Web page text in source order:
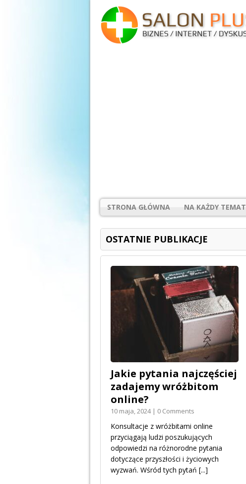
STRONA GŁÓWNA NA KAŻDY TEMAT
OSTATNIE PUBLIKACJE
Jakie pytania najczęściej
zadajemy wróżbitom
online?
10 maja, 2024 | 0 Comments
Konsultacje z wróżbitami online
przyciągają ludzi poszukujących
odpowiedzi na różnorodne pytania
dotyczące przyszłości i życiowych
wyzwań. Wśród tych pytań [...]